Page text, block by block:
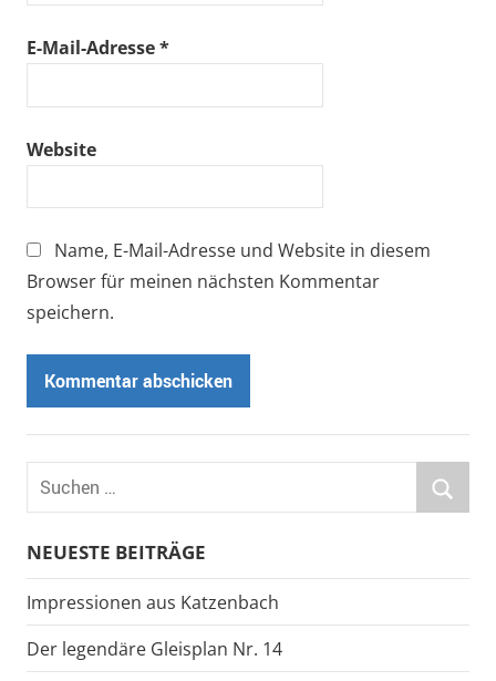
E-Mail-Adresse*
Website
Name, E-Mail-Adresse und Website in diesem
Browser für meinen nächsten Kommentar
speichern.
Suchen
nach:
NEUESTE BEITRÄGE
Impressionen aus Katzenbach
Der legendäre Gleisplan Nr. 14